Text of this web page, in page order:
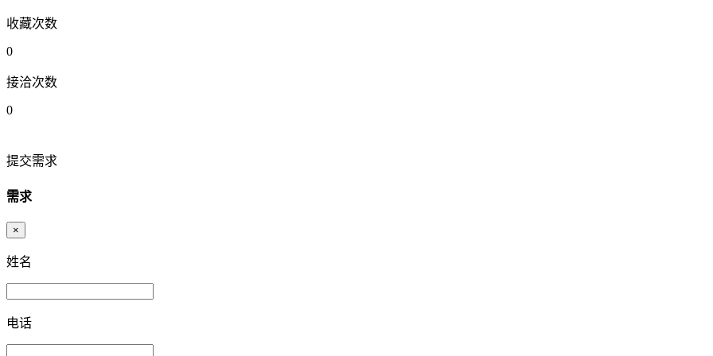
收藏次数
0
接洽次数
0
提交需求
需求
×
姓名
电话